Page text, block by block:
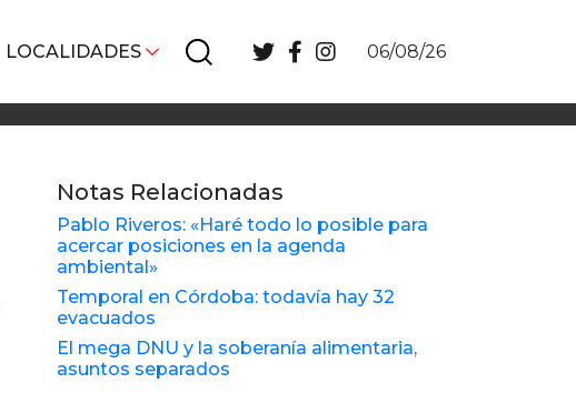
LOCALIDADES 06/08/26
Notas Relacionadas
Pablo Riveros: «Haré todo lo posible para
acercar posiciones en la agenda
ambiental»
Temporal en Córdoba: todavía hay 32
evacuados
El mega DNU y la soberanía alimentaria,
asuntos separados